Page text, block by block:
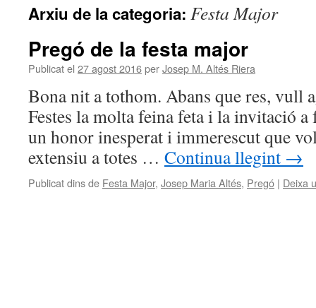
Arxiu de la categoria: Festa Major
Pregó de la festa major
Publicat el 27 agost 2016perJosep M. Altés Riera
Bona nit a tothom. Abans que res, vull
Festes la molta feina feta i la invitació a
un honor inesperat i immerescut que
extensiu a totes … Continua llegint →
Publicat dins de Festa Major, Josep Maria Altés, Pregó | Deixa